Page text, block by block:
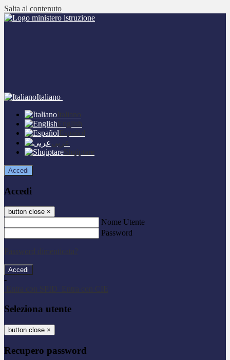
Salta al contenuto
Italiano
Italiano
English
Español
عربى
Shqiptare
Accedi
Accedi
button close ×
Nome Utente
Password
Password dimenticata?
-
Entra con SPID
Entra con CIE
Seleziona utente
button close ×
Recupero password